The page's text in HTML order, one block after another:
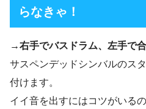
らなきゃ！
→右手でバスドラム、左手で
サスペンデッドシンバルのス
付けます。
イイ音を出すにはコツがいる